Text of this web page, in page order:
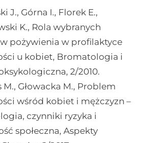
J., Górna I., Florek E.,
K., Rola wybranych
pożywienia w profilaktyce
u kobiet, Bromatologia i
2/2010.
M., Głowacka M., Problem
wśród kobiet i mężczyzn –
czynniki ryzyka i
społeczna, Aspekty